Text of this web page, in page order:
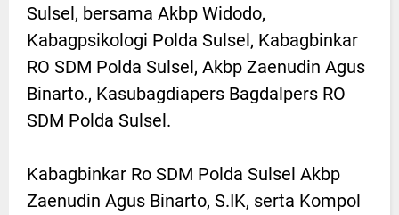
Sulsel, bersama Akbp Widodo,
Kabagpsikologi Polda Sulsel, Kabagbinkar
RO SDM Polda Sulsel, Akbp Zaenudin Agus
Binarto., Kasubagdiapers Bagdalpers RO
SDM Polda Sulsel.
Kabagbinkar Ro SDM Polda Sulsel Akbp
Zaenudin Agus Binarto, S.IK, serta Kompol